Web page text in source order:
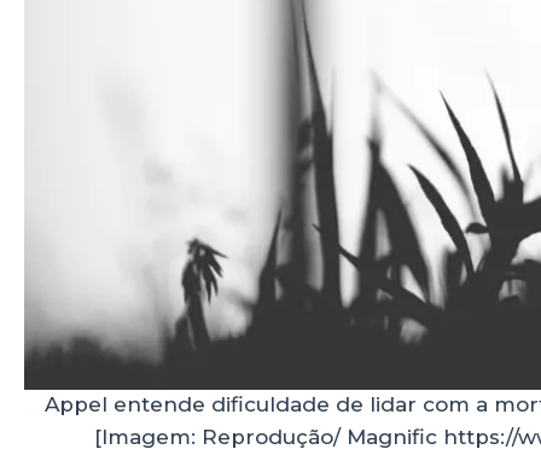
Appel entende dificuldade de lidar com a
[Imagem: Reprodução/ Magnific https://